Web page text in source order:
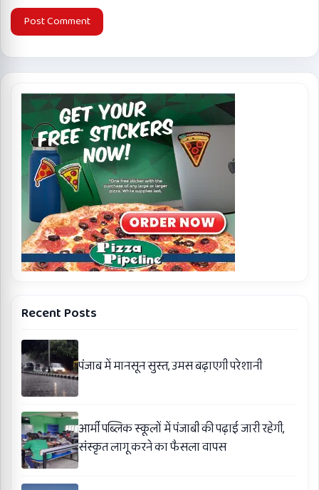
Recent Posts
पंजाब में मानसून सुस्त, उमस बढ़ाएगी परेशानी
आर्मी पब्लिक स्कूलों में पंजाबी की पढ़ाई जारी रहेगी,
संस्कृत लागू करने का फैसला वापस